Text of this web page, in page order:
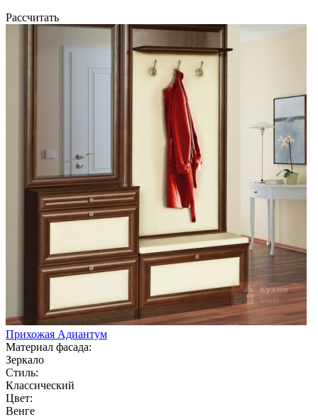
Рассчитать
Прихожая Адиантум
Материал фасада:
Зеркало
Стиль:
Классический
Цвет:
Венге